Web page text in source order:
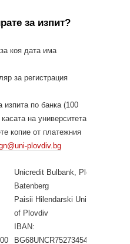
за изпит?
коя дата има
за регистрация
изпита по банка (100
на университета
копие от платежния
plovdiv.bg
Unicredit Bulbank, Plovdiv –
Batenberg
Paisii Hilendarski University
of Plovdiv
IBAN:
BG68UNCR75273454632000